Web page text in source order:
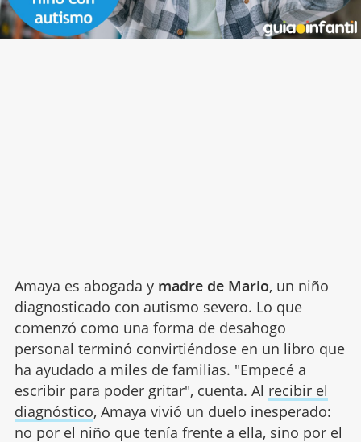
Amaya es abogada y madre de Mario, un niño
diagnosticado con autismo severo. Lo que
comenzó como una forma de desahogo
personal terminó convirtiéndose en un libro que
ha ayudado a miles de familias. "Empecé a
escribir para poder gritar", cuenta. Al recibir el
diagnóstico, Amaya vivió un duelo inesperado:
no por el niño que tenía frente a ella, sino por el